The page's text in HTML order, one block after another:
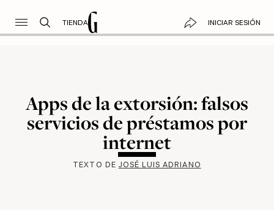
TIENDA INICIAR SESIÓN
Apps de la extorsión: falsos
servicios de préstamos por
internet
TEXTO DE JOSÉ LUIS ADRIANO